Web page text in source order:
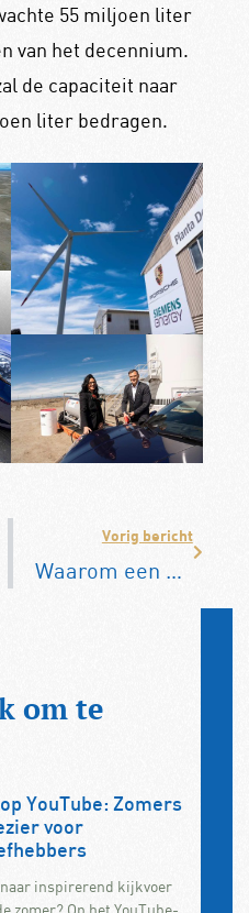
55 miljoen liter
van het decennium.
de capaciteit naar
liter bedragen.
Vorig bericht
Waarom een Ferrari vaak rood is…
om te
op YouTube: Zomers
voor
naar inspirerend kijkvoer
zomer? Op het YouTube-